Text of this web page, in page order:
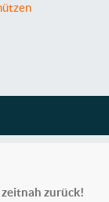
zurück!